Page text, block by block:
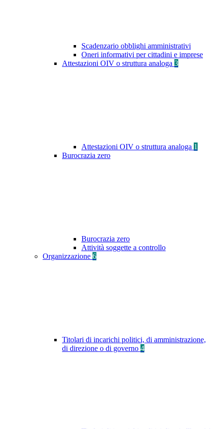
Scadenzario obblighi amministrativi
Oneri informativi per cittadini e imprese
Attestazioni OIV o struttura analoga 3
Attestazioni OIV o struttura analoga 1
Burocrazia zero
Burocrazia zero
Attività soggette a controllo
Organizzazione 6
Titolari di incarichi politici, di amministrazione,
di direzione o di governo 4